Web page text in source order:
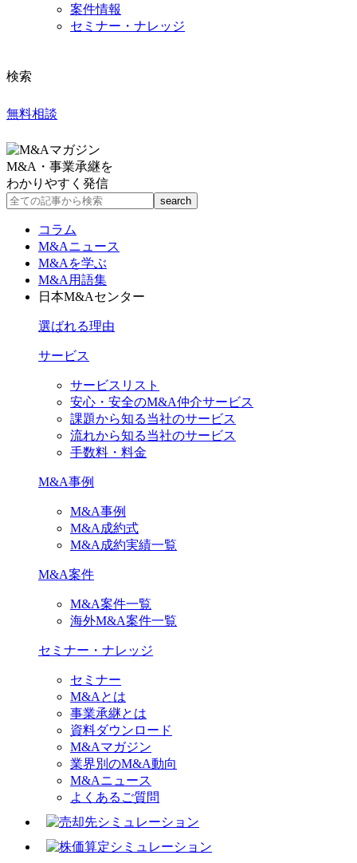
案件情報
セミナー・ナレッジ
検索
無料相談
M&A・事業承継を
わかりやすく発信
コラム
M&Aニュース
M&Aを学ぶ
M&A用語集
日本M&Aセンター
選ばれる理由
サービス
サービスリスト
安心・安全のM&A仲介サービス
課題から知る当社のサービス
流れから知る当社のサービス
手数料・料金
M&A事例
M&A事例
M&A成約式
M&A成約実績一覧
M&A案件
M&A案件一覧
海外M&A案件一覧
セミナー・ナレッジ
セミナー
M&Aとは
事業承継とは
資料ダウンロード
M&Aマガジン
業界別のM&A動向
M&Aニュース
よくあるご質問